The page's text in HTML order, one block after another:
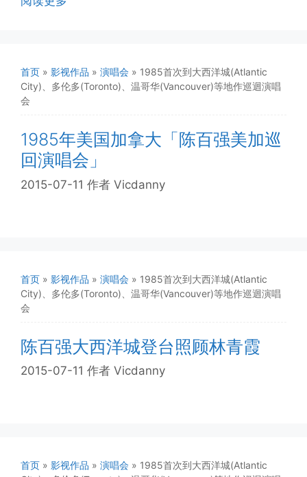
首页 » 影视作品 » 演唱会 » 1985首次到大西洋城(Atlantic
City)、多伦多(Toronto)、温哥华(Vancouver)等地作巡迴演唱
会
1985年美国加拿大「陈百强美加巡
回演唱会」
2015-07-11 作者 Vicdanny
首页 » 影视作品 » 演唱会 » 1985首次到大西洋城(Atlantic
City)、多伦多(Toronto)、温哥华(Vancouver)等地作巡迴演唱
会
陈百强大西洋城登台照顾林青霞
2015-07-11 作者 Vicdanny
首页 » 影视作品 » 演唱会 » 1985首次到大西洋城(Atlantic